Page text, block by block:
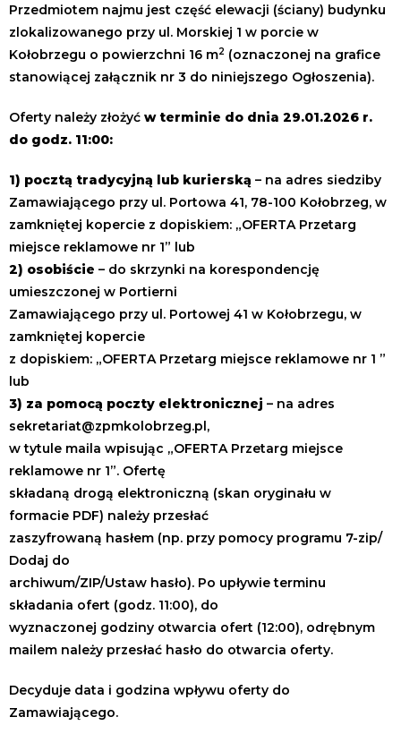
Przedmiotem najmu jest część elewacji (ściany) budynku
zlokalizowanego przy ul. Morskiej 1 w porcie w
Kołobrzegu o powierzchni 16 m2 (oznaczonej na grafice
stanowiącej załącznik nr 3 do niniejszego Ogłoszenia).
Oferty należy złożyć w terminie do dnia 29.01.2026 r.
do godz. 11:00:
1) pocztą tradycyjną lub kurierską – na adres siedziby
Zamawiającego przy ul. Portowa 41, 78-100 Kołobrzeg, w
zamkniętej kopercie z dopiskiem: „OFERTA Przetarg
miejsce reklamowe nr 1” lub ​
2) osobiście – do skrzynki na korespondencję
umieszczonej w Portierni
Zamawiającego przy ul. Portowej 41 w Kołobrzegu, w
zamkniętej kopercie
z dopiskiem: „OFERTA Przetarg miejsce reklamowe nr 1 ”
lub
3) za pomocą poczty elektronicznej – na adres
sekretariat@zpmkolobrzeg.pl,
w tytule maila wpisując „OFERTA Przetarg miejsce
reklamowe nr 1”. Ofertę
składaną drogą elektroniczną (skan oryginału w
formacie PDF) należy przesłać
zaszyfrowaną hasłem (np. przy pomocy programu 7-zip/
Dodaj do
archiwum/ZIP/Ustaw hasło). Po upływie terminu
składania ofert (godz. 11:00), do
wyznaczonej godziny otwarcia ofert (12:00), odrębnym
mailem należy przesłać hasło do otwarcia oferty.
Decyduje data i godzina wpływu oferty do
Zamawiającego.